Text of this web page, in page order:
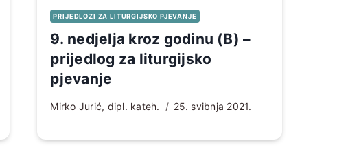
PRIJEDLOZI ZA LITURGIJSKO PJEVANJE
9. nedjelja kroz godinu (B) –
prijedlog za liturgijsko
pjevanje
Mirko Jurić, dipl. kateh. 25. svibnja 2021.